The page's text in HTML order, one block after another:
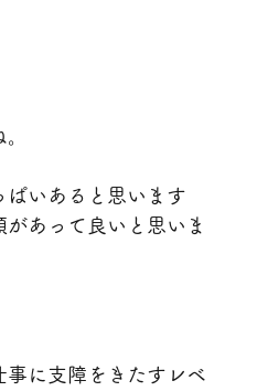
ぱいあると思います
あって良いと思いま
に支障をきたすレベ